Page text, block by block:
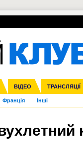
ВІДЕО ТРАНСЛЯЦІЇ
ліга Кубок України
Ліга націй Ліга
Франція Інші
ЧЄ-2015 (U-
УПЛ-ПЕРЕХОДИ